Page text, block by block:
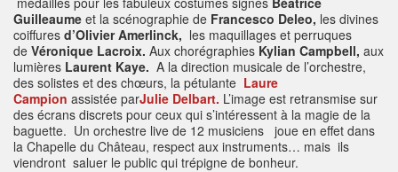
Guilleaume et la scénographie de Francesco Deleo, les divines
coiffures d’Olivier Amerlinck, les maquillages et perruques
de Véronique Lacroix. Aux chorégraphies Kylian Campbell, aux
lumières Laurent Kaye. A la direction musicale de l’orchestre,
des solistes et des chœurs, la pétulante Laure
Campion assistée parJulie Delbart. L’image est retransmise sur
des écrans discrets pour ceux qui s’intéressent à la magie de la
baguette. Un orchestre live de 12 musiciens joue en effet dans
la Chapelle du Château, respect aux instruments… mais ils
viendront saluer le public qui trépigne de bonheur.